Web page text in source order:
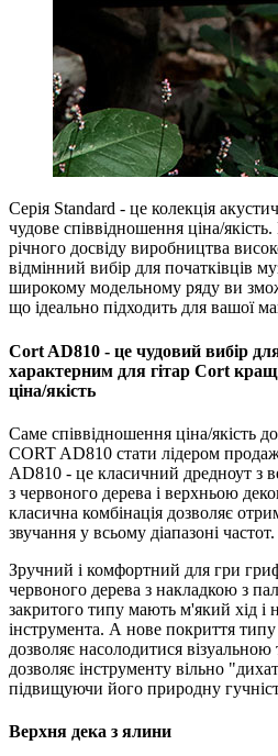
Серія Standard - це колекція
чудове співвідношення ціна/якість.
річного досвіду виробництва
відмінний вибір для початківців
широкому модельному ряду ви
що ідеально підходить для вашої
Cort AD810 - це чудовий вибір
характерним для гітар Cort
ціна/якість
Саме співвідношення ціна/якість
CORT AD810 стати лідером
AD810 - це класичний дредноут з
з червоного дерева і верхньою
класична комбінація дозволяє
звучання у всьому діапазоні частот.
Зручний і комфортний для гри
червоного дерева з накладкою з
закритого типу мають м'який хід і
інструмента. А нове покриття
дозволяє насолодитися
дозволяє інструменту вільно
підвищуючи його природну
Верхня дека з ялини